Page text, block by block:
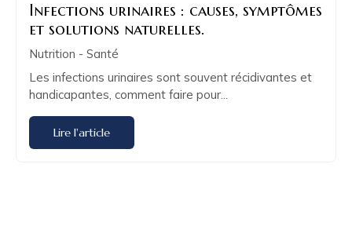
Infections urinaires : causes, symptômes
et solutions naturelles.
Nutrition - Santé
Les infections urinaires sont souvent récidivantes et
handicapantes, comment faire pour...
Lire l'article